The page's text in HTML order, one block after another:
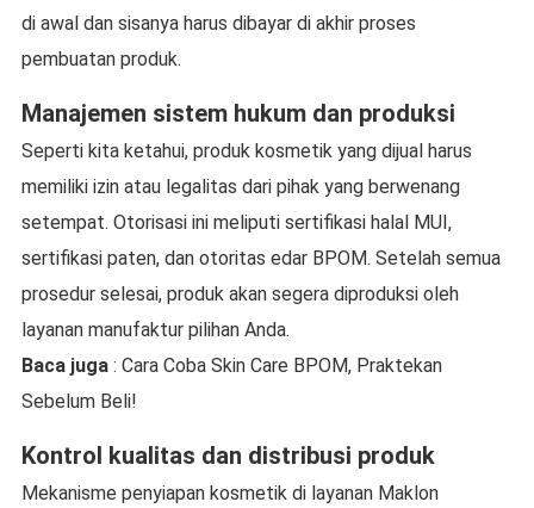
di awal dan sisanya harus dibayar di akhir proses
pembuatan produk.
Manajemen sistem hukum dan produksi
Seperti kita ketahui, produk kosmetik yang dijual harus
memiliki izin atau legalitas dari pihak yang berwenang
setempat. Otorisasi ini meliputi sertifikasi halal MUI,
sertifikasi paten, dan otoritas edar BPOM. Setelah semua
prosedur selesai, produk akan segera diproduksi oleh
layanan manufaktur pilihan Anda.
Baca juga: Cara Coba Skin Care BPOM, Praktekan
Sebelum Beli!
Kontrol kualitas dan distribusi produk
Mekanisme penyiapan kosmetik di layanan Maklon